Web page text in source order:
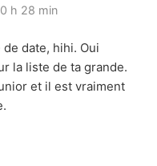
h 28 min
date, hihi. Oui
la liste de ta grande.
et il est vraiment